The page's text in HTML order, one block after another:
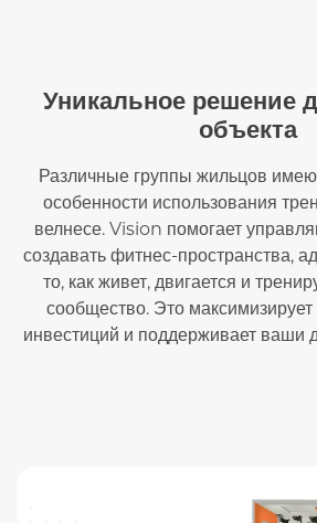
Уникальное решение
объекта
Различные группы жильцов
особенности использования
велнесе. Vision помогает
создавать фитнес-пространства,
то, как живет, двигается и
сообщество. Это
инвестиций и поддерживает ваши